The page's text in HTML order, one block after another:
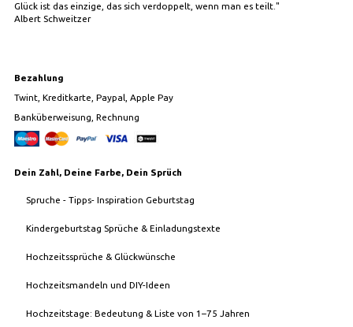
Glück ist das einzige, das sich verdoppelt, wenn man es teilt."
Albert Schweitzer
Bezahlung
Twint, Kreditkarte, Paypal, Apple Pay
Banküberweisung, Rechnung
Dein Zahl, Deine Farbe, Dein Sprüch
Spruche - Tipps- Inspiration Geburtstag
Kindergeburtstag Sprüche & Einladungstexte
Hochzeitssprüche & Glückwünsche
Hochzeitsmandeln und DIY-Ideen
Hochzeitstage: Bedeutung & Liste von 1–75 Jahren